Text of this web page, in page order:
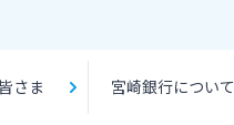
さま 宮崎銀行について